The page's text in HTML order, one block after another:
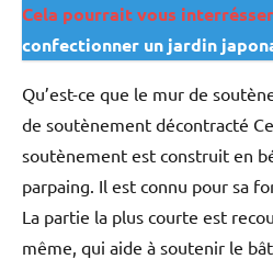
Cela pourrait vous
confectionner un jardin
Qu’est-ce que le mur de
de soutènement décontracté
soutènement est construit en
parpaing. Il est connu pour sa
La partie la plus courte est
même, qui aide à soutenir le